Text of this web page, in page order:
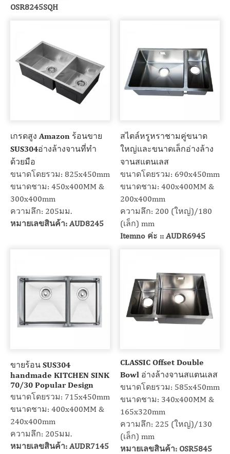
OSR8245SQH
เกรดสูง Amazon ร้อนขาย
SUS304อ่างล้างจานที่ทำ
ด้วยมือ
ขนาดโดยรวม: 825x450mm
ขนาดชาม: 450x400MM &
300x400mm
ความลึก: 205มม.
หมายเลขสินค้า: AUD8245
สไตล์หรูหราชามคู่ขนาด
ใหญ่และขนาดเล็กอ่างล้าง
จานสแตนเลส
ขนาดโดยรวม: 690x450mm
ขนาดชาม: 400x400MM &
200x400mm
ความลึก: 200 (ใหญ่)/180
(เล็ก) mm
Itemno ค่ะ :: AUDR6945
ขายร้อน SUS304
handmade KITCHEN SINK
70/30 Popular Design
ขนาดโดยรวม: 715x450mm
ขนาดชาม: 400x400MM &
240x400mm
ความลึก: 205มม.
หมายเลขสินค้า: AUDR7145
CLASSIC Offset Double
Bowl อ่างล้างจานสแตนเลส
ขนาดโดยรวม: 585x450mm
ขนาดชาม: 340x400MM &
165x320mm
ความลึก: 225 (ใหญ่)/130
(เล็ก) mm
หมายเลขสินค้า: OSR5845